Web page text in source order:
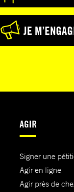
JE
AGIR
Signer une
Agir en ligne
Agir près de